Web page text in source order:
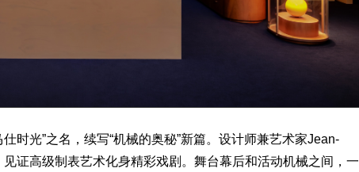
时光”之名，续写“机械的奥秘”新篇。设计师兼艺术家Jean-
证高级制表艺术化身精彩戏剧。舞台幕后和活动机械之间，一